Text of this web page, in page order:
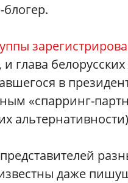
глава
в
«спарринг-
даже